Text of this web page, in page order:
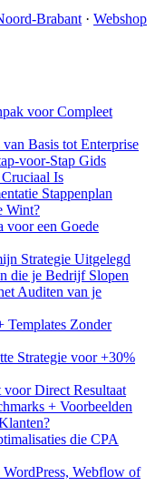
Brabant · Webshop
voor Compleet
Basis tot Enterprise
voor-Stap Gids
Is
Stappenplan
Wint?
een Goede
Strategie Uitgelegd
die je Bedrijf Slopen
Auditen van je
Templates Zonder
Strategie voor +30%
voor Direct Resultaat
+ Voorbeelden
die CPA
Webflow of